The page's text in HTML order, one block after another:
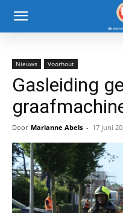
Nieuws Voorhout
Gasleiding
Door Marianne Abels - 17 juni